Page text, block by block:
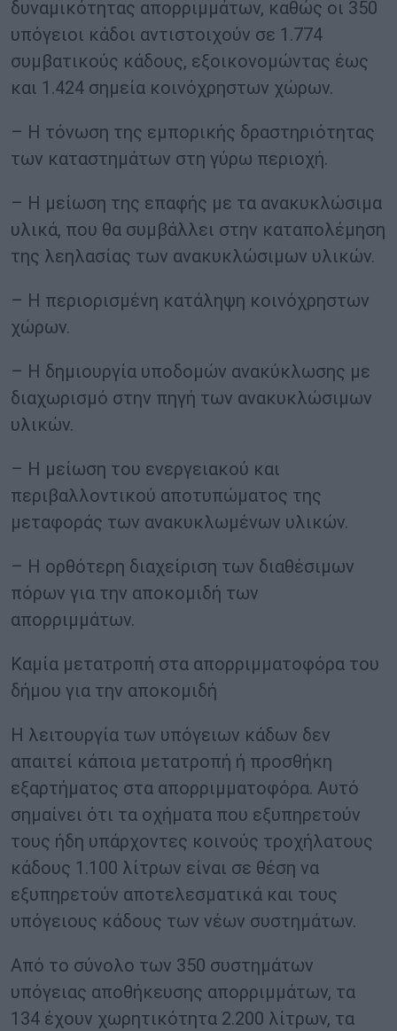
δυναμικότητας απορριμμάτων, καθώς οι 350
υπόγειοι κάδοι αντιστοιχούν σε 1.774
συμβατικούς κάδους, εξοικονομώντας έως
και 1.424 σημεία κοινόχρηστων χώρων.
– Η τόνωση της εμπορικής δραστηριότητας
των καταστημάτων στη γύρω περιοχή.
– Η μείωση της επαφής με τα ανακυκλώσιμα
υλικά, που θα συμβάλλει στην καταπολέμηση
της λεηλασίας των ανακυκλώσιμων υλικών.
– Η περιορισμένη κατάληψη κοινόχρηστων
χώρων.
– Η δημιουργία υποδομών ανακύκλωσης με
διαχωρισμό στην πηγή των ανακυκλώσιμων
υλικών.
– Η μείωση του ενεργειακού και
περιβαλλοντικού αποτυπώματος της
μεταφοράς των ανακυκλωμένων υλικών.
– Η ορθότερη διαχείριση των διαθέσιμων
πόρων για την αποκομιδή των
απορριμμάτων.
Καμία μετατροπή στα απορριμματοφόρα του
δήμου για την αποκομιδή
Η λειτουργία των υπόγειων κάδων δεν
απαιτεί κάποια μετατροπή ή προσθήκη
εξαρτήματος στα απορριμματοφόρα. Αυτό
σημαίνει ότι τα οχήματα που εξυπηρετούν
τους ήδη υπάρχοντες κοινούς τροχήλατους
κάδους 1.100 λίτρων είναι σε θέση να
εξυπηρετούν αποτελεσματικά και τους
υπόγειους κάδους των νέων συστημάτων.
Από το σύνολο των 350 συστημάτων
υπόγειας αποθήκευσης απορριμμάτων, τα
134 έχουν χωρητικότητα 2.200 λίτρων, τα